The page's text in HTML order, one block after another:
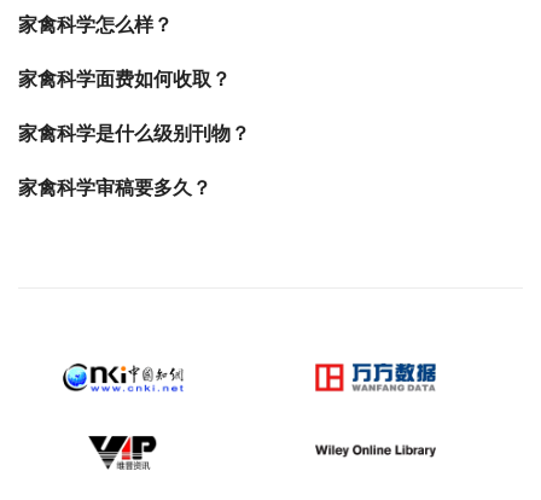
家禽科学怎么样？
家禽科学面费如何收取？
家禽科学是什么级别刊物？
家禽科学审稿要多久？